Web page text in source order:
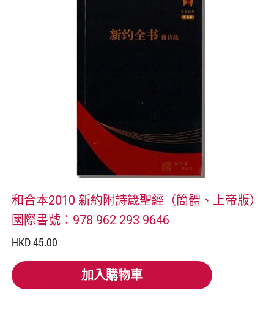
和合本2010 新約附詩箴聖經（簡體、上帝版）
國際書號：978 962 293 9646
HKD 45.00
加入購物車
加入購物車